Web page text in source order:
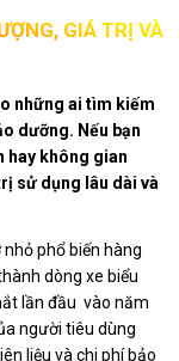
GIÁ TRỊ VÀ
những ai tìm kiếm
dưỡng. Nếu bạn
hay không gian
sử dụng lâu dài và
phổ biến hàng
dòng xe biểu
lần đầu vào năm
người tiêu dùng
liệu và chi phí bảo